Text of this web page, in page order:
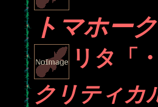
トマホー
リタ「
クリティカ